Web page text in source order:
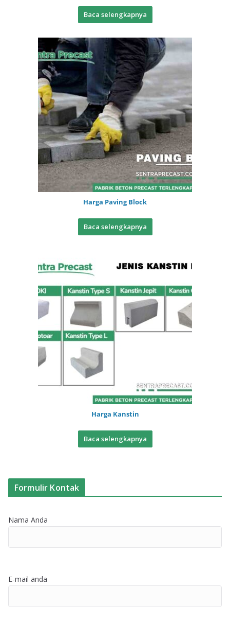
Baca selengkapnya
Harga Paving Block
Baca selengkapnya
Harga Kanstin
Baca selengkapnya
Formulir Kontak
Nama Anda
E-mail anda